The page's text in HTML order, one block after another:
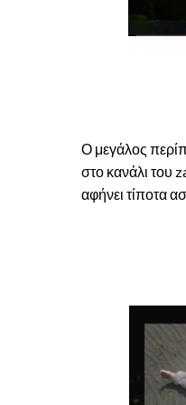
Ο μεγάλος
στο κανάλι του
αφήνει τίποτα